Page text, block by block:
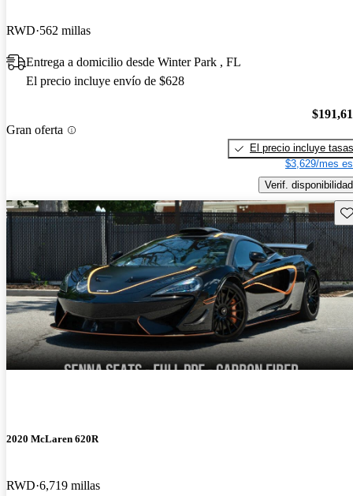
RWD 562 millas
Entrega a domicilio desde Winter Park , FL
El precio incluye envío de $628
Gran oferta
El precio incluye tasas
$3,629/mes
Verif. disponibilidad
2020 McLaren 620R
RWD 6,719 millas